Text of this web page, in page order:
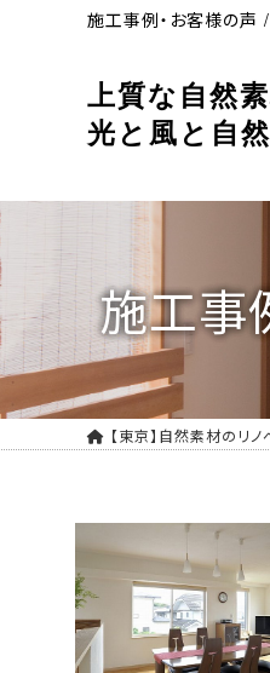
施工事例・お客様の声
上質な自然
光と風と自
施工事
【東京】自然素材のリノ